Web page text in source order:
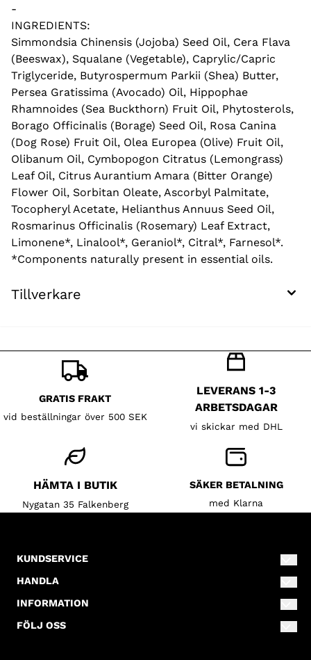
-
INGREDIENTS:
Simmondsia Chinensis (Jojoba) Seed Oil, Cera Flava
(Beeswax), Squalane (Vegetable), Caprylic/Capric
Triglyceride, Butyrospermum Parkii (Shea) Butter,
Persea Gratissima (Avocado) Oil, Hippophae
Rhamnoides (Sea Buckthorn) Fruit Oil, Phytosterols,
Borago Officinalis (Borage) Seed Oil, Rosa Canina
(Dog Rose) Fruit Oil, Olea Europea (Olive) Fruit Oil,
Olibanum Oil, Cymbopogon Citratus (Lemongrass)
Leaf Oil, Citrus Aurantium Amara (Bitter Orange)
Flower Oil, Sorbitan Oleate, Ascorbyl Palmitate,
Tocopheryl Acetate, Helianthus Annuus Seed Oil,
Rosmarinus Officinalis (Rosemary) Leaf Extract,
Limonene*, Linalool*, Geraniol*, Citral*, Farnesol*.
*Components naturally present in essential oils.
Tillverkare
GRATIS FRAKT
vid beställningar över 500 SEK
LEVERANS 1-3
ARBETSDAGAR
vi skickar med DHL
HÄMTA I BUTIK
Nygatan 35 Falkenberg
SÄKER BETALNING
med Klarna
KUNDSERVICE
info@lillahalsokompaniet.se
Nygatan 35
HANDLA
Villkor
Kontakta oss
INFORMATION
Om oss
FÖLJ OSS